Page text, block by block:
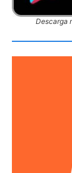
Descarga